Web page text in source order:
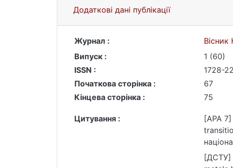
Додаткові дані публікації
Журнал :
Вісник
Випуск :
1 (60)
ISSN :
1728-
Початкова сторінка :
67
Кінцева сторінка :
75
Цитування :
[APA
https://
[ДСТУ]